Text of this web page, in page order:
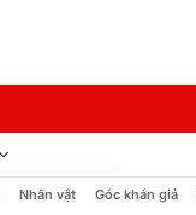
Nhân vật Góc khán giả